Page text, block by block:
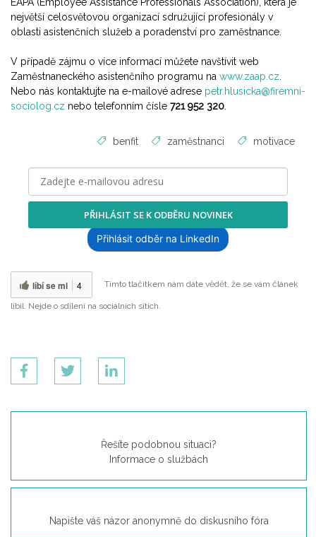
největší celosvětovou organizací sdružující profesionály v
oblasti asistenčních služeb a poradenství pro zaměstnance.
V případě zájmu o více informací můžete navštívit web
Zaměstnaneckého asistenčního programu na www.zaap.cz
Nebo nás kontaktujte na e-mailové adrese petr.hlusicka@firemni-
sociolog.cz nebo telefonním čísle 721 952 320
benfit zaměstnanci motivace
PŘIHLÁSIT SE K ODBĚRU NOVINEK
Přihlásit odběr na LinkedIn
líbí se mi 4 Tímto tlačítkem nám dáte vědět, že se vám článek
líbil. Nejde o sdílení na sociálních sítích.
Řešíte podobnou situaci?
Informace o službách
Napište váš názor anonymně do diskusního fóra